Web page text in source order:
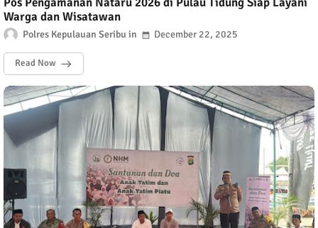
Warga dan Wisatawan
Polres Kepulauan Seribu December 22, 2025
Read Now